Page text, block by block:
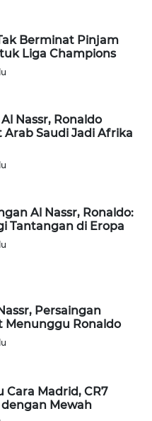
Berminat Pinjam
Liga Champions
Nassr, Ronaldo
Arab Saudi Jadi Afrika
Al Nassr, Ronaldo:
Tantangan di Eropa
Persaingan
Menunggu Ronaldo
Cara Madrid, CR7
Mewah